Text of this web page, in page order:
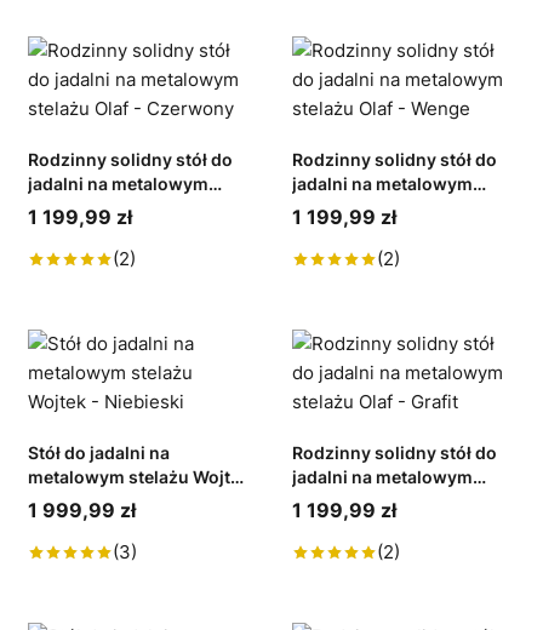
Rodzinny solidny stół do
jadalni na metalowym
stelażu Olaf - Czerwony
1 199,99 zł
(2)
Rodzinny solidny stół do
jadalni na metalowym
stelażu Olaf - Wenge
1 199,99 zł
(2)
Stół do jadalni na
metalowym stelażu Wojtek
- Niebieski
1 999,99 zł
(3)
Rodzinny solidny stół do
jadalni na metalowym
stelażu Olaf - Grafit
1 199,99 zł
(2)